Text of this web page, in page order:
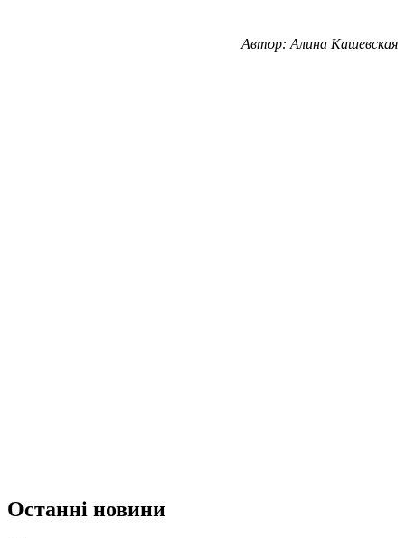
Автор: Алина Кашевская
Останні новини